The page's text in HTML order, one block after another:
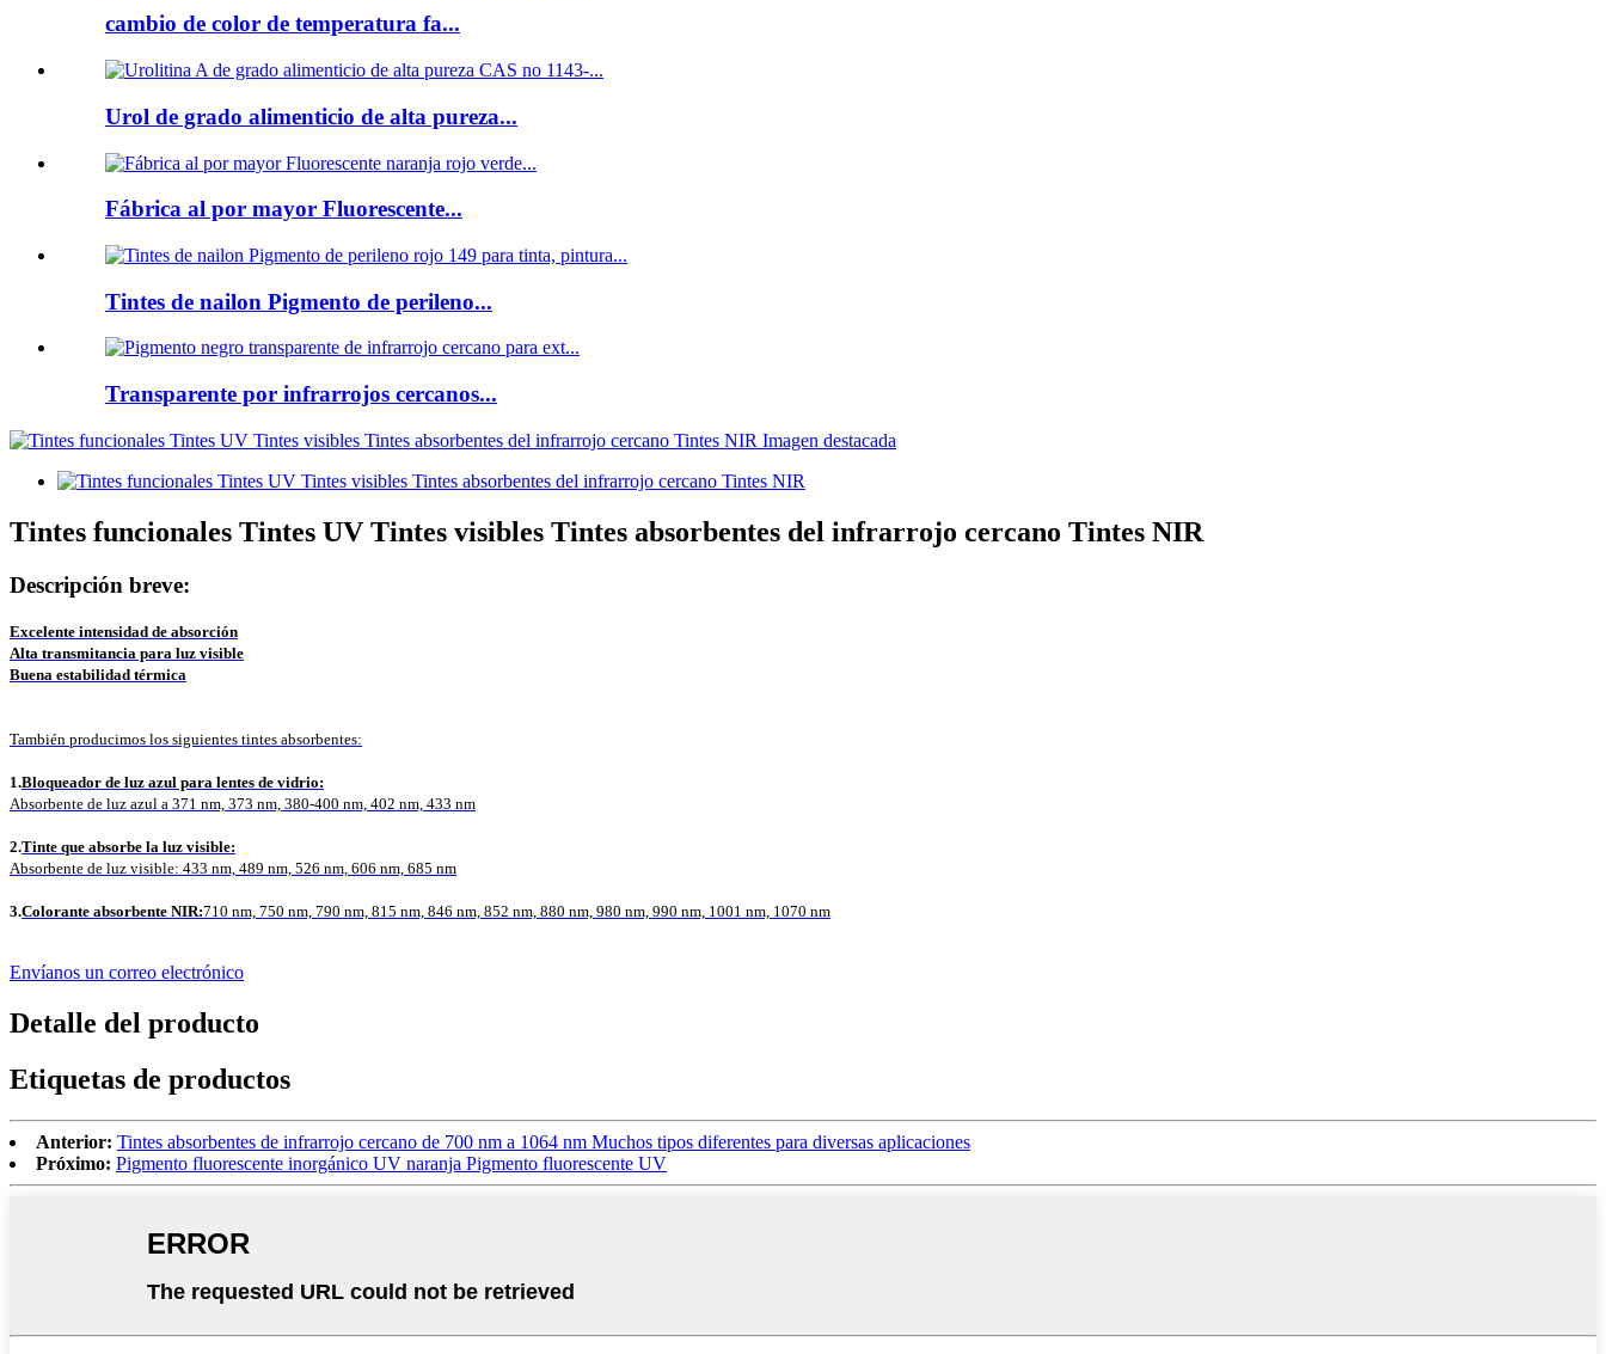
cambio de color de temperatura fa...
Urol de grado alimenticio de alta pureza...
Fábrica al por mayor Fluorescente...
Tintes de nailon Pigmento de perileno...
Transparente por infrarrojos cercanos...
Tintes funcionales Tintes UV Tintes visibles Tintes absorbentes del infrarrojo cercano Tintes NIR
Descripción breve:
Excelente intensidad de absorción
Alta transmitancia para luz visible
Buena estabilidad térmica
También producimos los siguientes tintes absorbentes:
1.Bloqueador de luz azul para lentes de vidrio:
Absorbente de luz azul a 371 nm, 373 nm, 380-400 nm, 402 nm, 433 nm
2.Tinte que absorbe la luz visible:
Absorbente de luz visible: 433 nm, 489 nm, 526 nm, 606 nm, 685 nm
3.Colorante absorbente NIR:710 nm, 750 nm, 790 nm, 815 nm, 846 nm, 852 nm, 880 nm, 980 nm, 990 nm, 1001 nm, 1070 nm
Envíanos un correo electrónico
Detalle del producto
Etiquetas de productos
Anterior: Tintes absorbentes de infrarrojo cercano de 700 nm a 1064 nm Muchos tipos diferentes para diversas aplicaciones
Próximo: Pigmento fluorescente inorgánico UV naranja Pigmento fluorescente UV